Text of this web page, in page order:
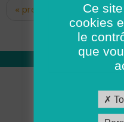
Pages
« premier ‹
14
Qui
Ce
cookies
le
que